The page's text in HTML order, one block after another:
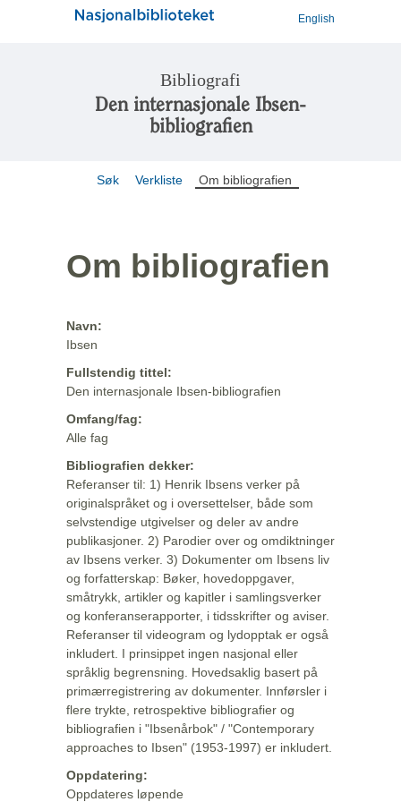
English
Bibliografi
Den internasjonale Ibsen-
bibliografien
Søk Verkliste Om bibliografien
Om bibliografien
Navn:
Ibsen
Fullstendig tittel:
Den internasjonale Ibsen-bibliografien
Omfang/fag:
Alle fag
Bibliografien dekker:
Referanser til: 1) Henrik Ibsens verker på
originalspråket og i oversettelser, både som
selvstendige utgivelser og deler av andre
publikasjoner. 2) Parodier over og omdiktninger
av Ibsens verker. 3) Dokumenter om Ibsens liv
og forfatterskap: Bøker, hovedoppgaver,
småtrykk, artikler og kapitler i samlingsverker
og konferanserapporter, i tidsskrifter og aviser.
Referanser til videogram og lydopptak er også
inkludert. I prinsippet ingen nasjonal eller
språklig begrensning. Hovedsaklig basert på
primærregistrering av dokumenter. Innførsler i
flere trykte, retrospektive bibliografier og
bibliografien i "Ibsenårbok" / "Contemporary
approaches to Ibsen" (1953-1997) er inkludert.
Oppdatering:
Oppdateres løpende